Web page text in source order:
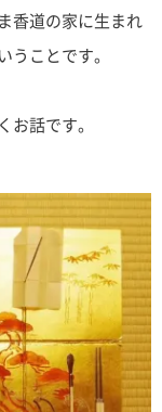
香道の家に生まれ
ことです。
お話です。